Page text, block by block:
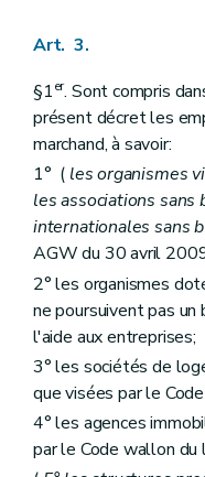
Art. 3.
§1er. Sont compris
présent décret les
marchand, à savoir:
1° ( les organismes
les associations
internationales sans
AGW du 30 avril
2° les organismes
ne poursuivent pas
l'aide aux entreprises;
3° les sociétés de
que visées par le
4° les agences
par le Code wallon du